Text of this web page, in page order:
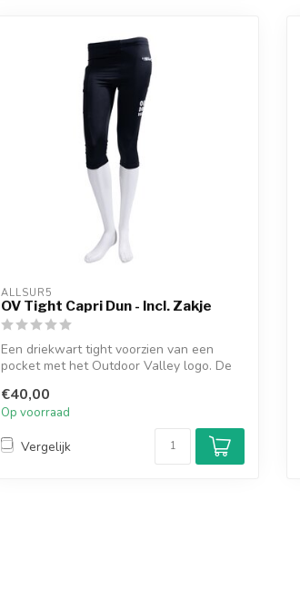
ALLSUR5
OV Tight Capri Dun - Incl. Zakje
Een driekwart tight voorzien van een
pocket met het Outdoor Valley logo. De
€40,00
Op voorraad
Vergelijk